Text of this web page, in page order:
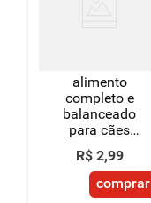
alimento
completo e
balanceado
para cães
adultos frango
ao molho
pedigree
sachê 100g
R$ 2,99
comprar